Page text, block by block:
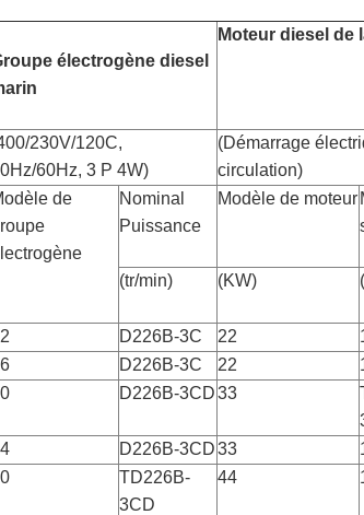
électrogène diesel
Moteur diesel de
230V/120C,
60Hz, 3 P 4W)
(Démarrage
circulation)
de
Nominal
Puissance
Modèle de moteur
(tr/min)
(KW)
D226B-3C 22
D226B-3C 22
D226B-3CD33
D226B-3CD33
TD226B-
3CD
44